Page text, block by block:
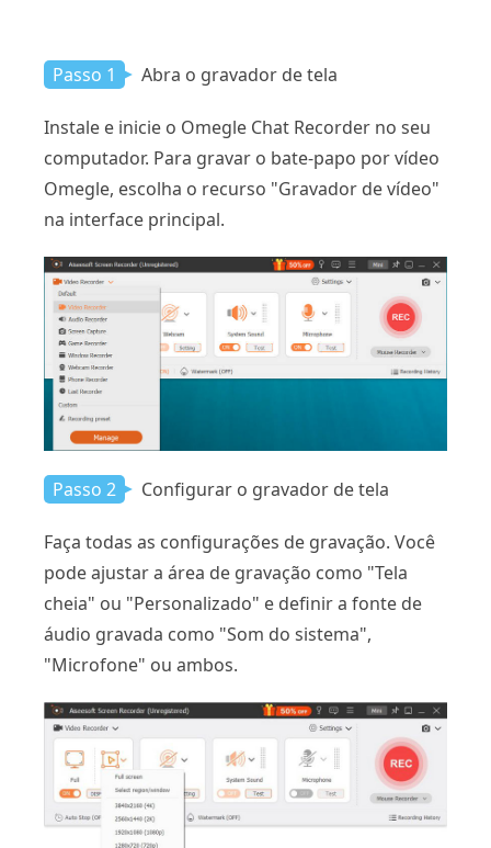
Passo 1 Abra o gravador de tela
Instale e inicie o Omegle Chat Recorder no seu
computador. Para gravar o bate-papo por vídeo
Omegle, escolha o recurso "Gravador de vídeo"
na interface principal.
Passo 2 Configurar o gravador de tela
Faça todas as configurações de gravação. Você
pode ajustar a área de gravação como "Tela
cheia" ou "Personalizado" e definir a fonte de
áudio gravada como "Som do sistema",
"Microfone" ou ambos.